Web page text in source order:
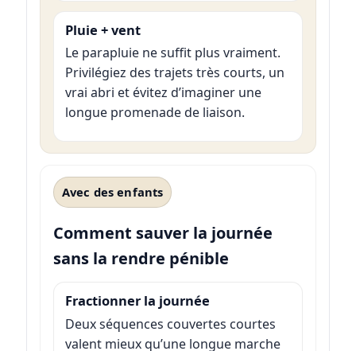
Pluie + vent
Le parapluie ne suffit plus vraiment.
Privilégiez des trajets très courts, un
vrai abri et évitez d’imaginer une
longue promenade de liaison.
Avec des enfants
Comment sauver la journée
sans la rendre pénible
Fractionner la journée
Deux séquences couvertes courtes
valent mieux qu’une longue marche